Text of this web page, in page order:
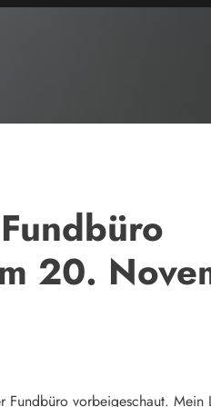
20.
vorbeigeschaut. Mein